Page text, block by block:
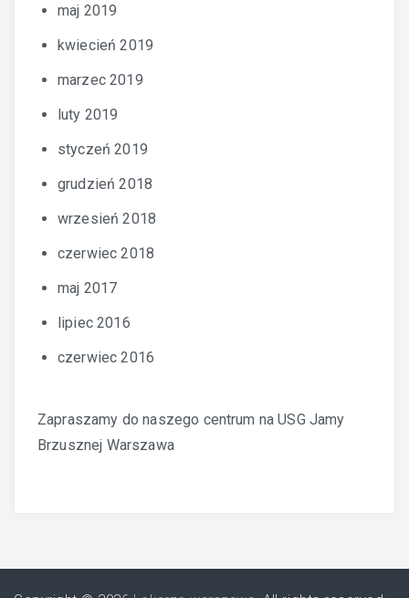
maj 2019
kwiecień 2019
marzec 2019
luty 2019
styczeń 2019
grudzień 2018
wrzesień 2018
czerwiec 2018
maj 2017
lipiec 2016
czerwiec 2016
Zapraszamy do naszego centrum naUSG Jamy
Brzusznej Warszawa